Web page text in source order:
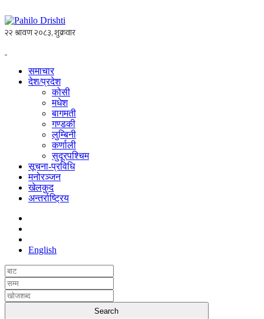
समाचार
देश/प्रदेश
कोसी
मधेश
बागमती
गण्डकी
लुम्बिनी
कर्णाली
सुदूरपश्चिम
सूचना-प्रविधि
मनोरञ्जन
खेलकुद
अन्तर्राष्ट्रिय
English